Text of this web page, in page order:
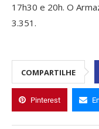
17h30 e 20h. O
3.351.
COMPARTILHE
Pinterest